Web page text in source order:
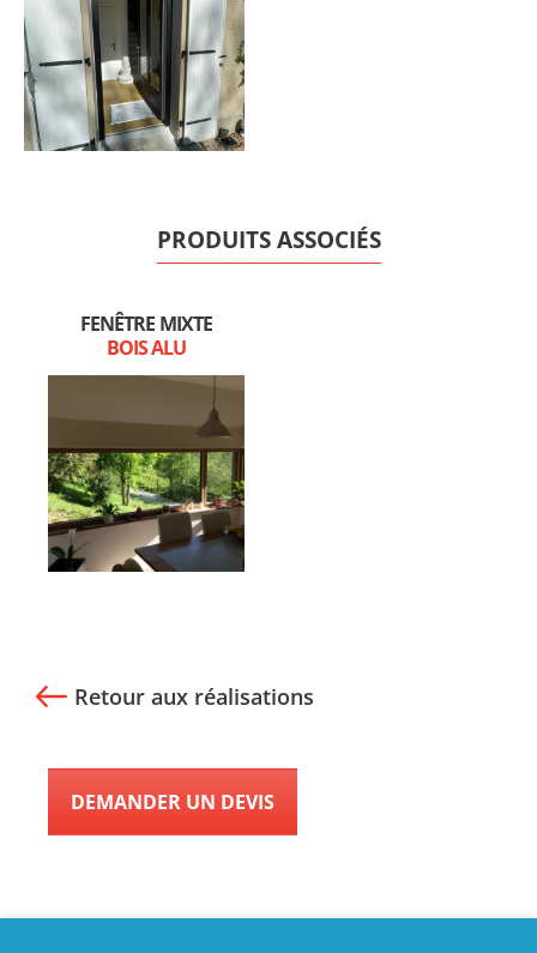
PRODUITS ASSOCIÉS
FENÊTRE MIXTE
BOIS ALU
Retour aux réalisations
DEMANDER UN DEVIS